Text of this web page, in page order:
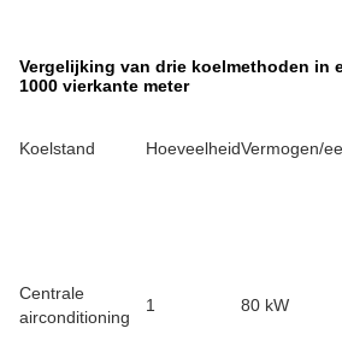
Vergelijking van drie koelmethoden in
1000 vierkante meter
Koelstand HoeveelheidVermogen/
Centrale
airconditioning
1 80 kW